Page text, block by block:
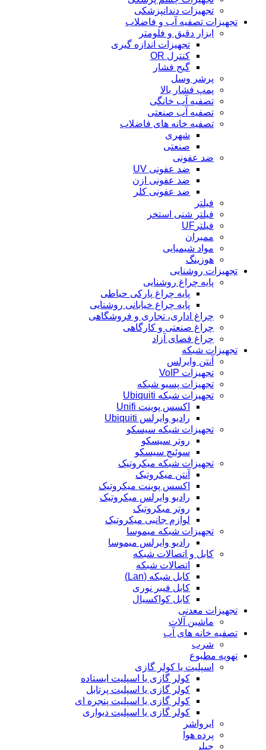
تجهیزات دندانپزشکی
تجهیزات تصفیه آب و فاضلاب
ابزار دقیق و فلومتر
تجهیزات اندازه گیری
کنترل OR
گیج فشار
پرشر وسل
پمپ فشار بالا
تصفیه آب خانگی
تصفیه آب صنعتی
تصفیه خانه های فاضلاب
شهری
صنعتی
ضد عفونی
ضد عفونی UV
ضد عفونی ازن
ضد عفونی کلر
فیلتر
فیلتر شنی استخر
فیلترUF
ممبران
مواد شیمیایی
هوزینگ
تجهیزات روشنایی
پایه چراغ روشنایی
پایه چراغ پارکی حیاطی
پایه چراغ خیابانی روشنایی
چراغ اداری، تجاری و فروشگاهی
چراغ صنعتی و کارگاهی
چراغ فضای آزاد
تجهیزات شبکه
آنتن وایرلس
تجهیزات VoIP
تجهیزات پسیو شبکه
تجهیزات شبکه Ubiquiti
اکسس پوینت Unifi
رادیو وایرلس Ubiquiti
تجهیزات شبکه سیسکو
روتر سیسکو
سوئیچ سیسکو
تجهیزات شبکه میکروتیک
آنتن میکروتیک
اکسس پوینت میکروتیک
رادیو وایرلس میکروتیک
روتر میکروتیک
لوازم جانبی میکروتیک
تجهیزات شبکه میموسا
رادیو وایرلس میموسا
کابل و اتصالات شبکه
اتصالات شبکه
کابل شبکه (Lan)
کابل فیبر نوری
کابل کواکسیال
تجهیزات معدنی
ماشین آلات
تصفیه خانه های آب
شرب
تهویه مطبوع
اسپلیت یا کولر گازی
کولر گازی یا اسپلیت ایستاده
کولر گازی یا اسپلیت پرتابل
کولر گازی یا اسپلیت پنجره ای
کولر گازی یا اسپلیت دیواری
ایرواشر
پرده هوا
چیلر